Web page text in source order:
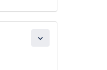
expand_more